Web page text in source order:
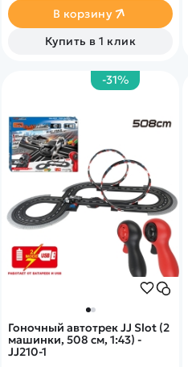
электродвигатель серии 540.
Скорость - 35 км/ч. Данный
дизайн корпуса представлен
в двух цветах - красном и
В корзину
Купить в 1 клик
-31%
Гоночный автотрек JJ Slot (2
машинки, 508 см, 1:43) -
JJ210-1